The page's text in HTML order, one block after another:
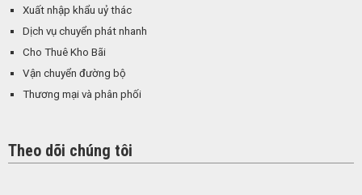
Xuất nhập khẩu uỷ thác
Dịch vụ chuyển phát nhanh
Cho Thuê Kho Bãi
Vận chuyển đường bộ
Thương mại và phân phối
Theo dõi chúng tôi